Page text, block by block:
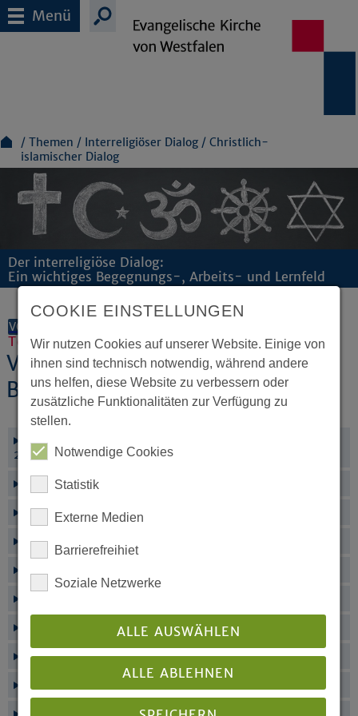
Menü
Themen Interreligiöser Dialog
Christlich-
islamischer Dialog
Der interreligiöse Dialog:
Ein wichtiges Begegnungs-, Arbeits- und Lernfeld
VORLESEN
Texte zum Herunterladen
Vom Kopftuch bis zur
Beschneidung
Angesichts des Todes - epd-Dokumentation 23, 7. Juni
2022
Willkommen in der Evangelischen Kirche
Christen und Muslime
Stichwort Kopftuch
Die islamische Bestattung
Materialheft „Israel - Palästina“ neu aufgelegt
Was evangelische Christen glauben
COOKIE EINSTELLUNGEN
Wir nutzen Cookies auf unserer Website. Einige von
ihnen sind technisch notwendig, während andere
uns helfen, diese Website zu verbessern oder
zusätzliche Funktionalitäten zur Verfügung zu
stellen.
Notwendige Cookies
Statistik
Externe Medien
Barrierefreihiet
Soziale Netzwerke
ALLE AUSWÄHLEN
ALLE ABLEHNEN